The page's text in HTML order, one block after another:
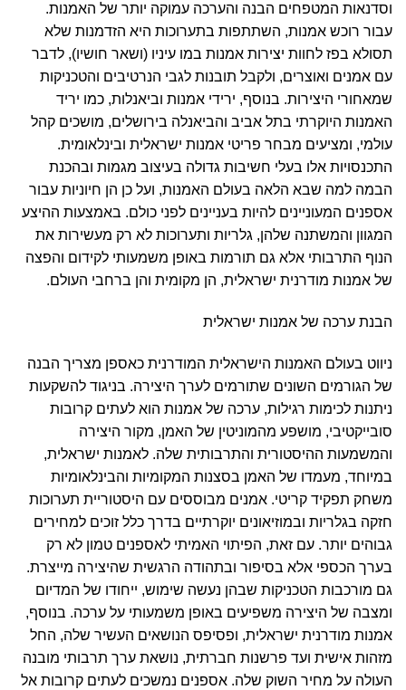
וסדנאות המטפחים הבנה והערכה עמוקה יותר של האמנות.
עבור רוכש אמנות, השתתפות בתערוכות היא הזדמנות שלא
תסולא בפז לחוות יצירות אמנות במו עיניו (ושאר חושיו), לדבר
עם אמנים ואוצרים, ולקבל תובנות לגבי הנרטיבים והטכניקות
שמאחורי היצירות. בנוסף, ירידי אמנות וביאנלות, כמו יריד
האמנות היוקרתי בתל אביב והביאנלה בירושלים, מושכים קהל
עולמי, ומציעים מבחר פריטי אמנות ישראלית ובינלאומית.
התכנסויות אלו בעלי חשיבות גדולה בעיצוב מגמות ובהכנת
הבמה למה שבא הלאה בעולם האמנות, ועל כן הן חיוניות עבור
אספנים המעוניינים להיות בעניינים לפני כולם. באמצעות ההיצע
המגוון והמשתנה שלהן, גלריות ותערוכות לא רק מעשירות את
הנוף התרבותי אלא גם תורמות באופן משמעותי לקידום והפצה
של אמנות מודרנית ישראלית, הן מקומית והן ברחבי העולם.
הבנת ערכה של אמנות ישראלית
ניווט בעולם האמנות הישראלית המודרנית כאספן מצריך הבנה
של הגורמים השונים שתורמים לערך היצירה. בניגוד להשקעות
ניתנות לכימות רגילות, ערכה של אמנות הוא לעתים קרובות
סובייקטיבי, מושפע מהמוניטין של האמן, מקור היצירה
והמשמעות ההיסטורית והתרבותית שלה. לאמנות ישראלית,
במיוחד, מעמדו של האמן בסצנות המקומיות והבינלאומיות
משחק תפקיד קריטי. אמנים מבוססים עם היסטוריית תערוכות
חזקה בגלריות ובמוזיאונים יוקרתיים בדרך כלל זוכים למחירים
גבוהים יותר. עם זאת, הפיתוי האמיתי לאספנים טמון לא רק
בערך הכספי אלא בסיפור ובתהודה הרגשית שהיצירה מייצרת.
גם מורכבות הטכניקות שבהן נעשה שימוש, ייחודו של המדיום
ומצבה של היצירה משפיעים באופן משמעותי על ערכה. בנוסף,
אמנות מודרנית ישראלית, ופסיפס הנושאים העשיר שלה, החל
מזהות אישית ועד פרשנות חברתית, נושאת ערך תרבותי מובנה
העולה על מחיר השוק שלה. אספנים נמשכים לעתים קרובות אל